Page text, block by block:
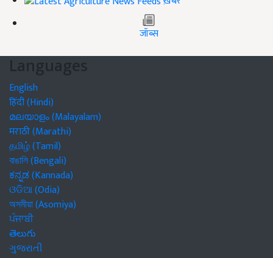
जॉब्स
Languages
English
हिंदी (Hindi)
മലയാളം (Malayalam)
मराठी (Marathi)
தமிழ் (Tamil)
বাঙালি (Bengali)
ಕನ್ನಡ (Kannada)
ଓଡିଆ (Odia)
অসমীয়া (Asomiya)
ਪੰਜਾਬੀ
తెలుగు
ગુજરાતી